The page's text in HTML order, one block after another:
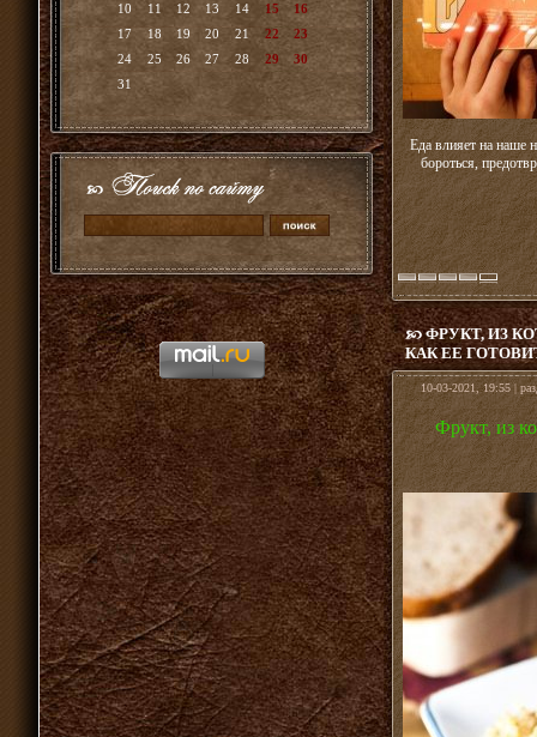
10
11 12 13 14 15
16
17
18 19 20 21 22
23
24
25 26 27 28 29
30
31
Еда влияет на наше
бороться,
ФРУКТ, ИЗ
КАК ЕЕ
10-03-2021, 19:55 |
Фрукт, из